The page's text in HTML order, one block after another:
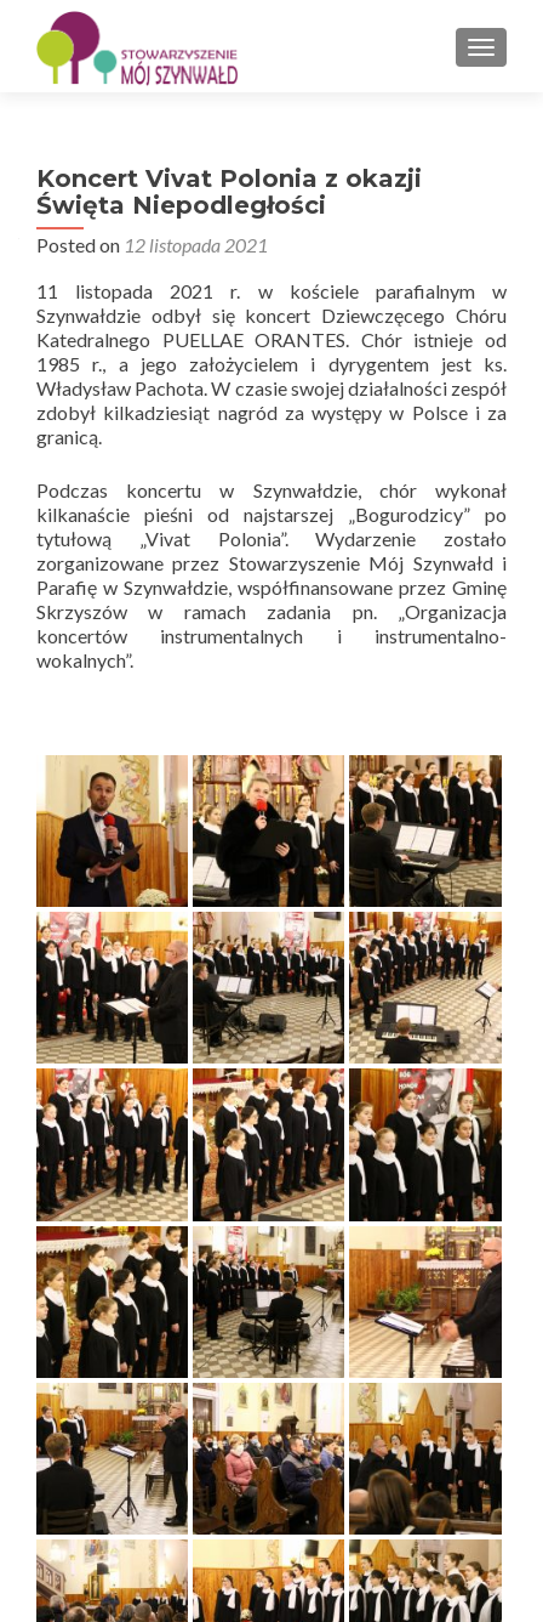
Koncert Vivat Polonia z okazji
Święta Niepodległości
Posted on 12 listopada 2021
11 listopada 2021 r. w kościele parafialnym w
Szynwałdzie odbył się koncert Dziewczęcego Chóru
Katedralnego PUELLAE ORANTES. Chór istnieje od
1985 r., a jego założycielem i dyrygentem jest ks.
Władysław Pachota. W czasie swojej działalności zespół
zdobył kilkadziesiąt nagród za występy w Polsce i za
granicą.
Podczas koncertu w Szynwałdzie, chór wykonał
kilkanaście pieśni od najstarszej „Bogurodzicy” po
tytułową „Vivat Polonia”. Wydarzenie zostało
zorganizowane przez Stowarzyszenie Mój Szynwałd i
Parafię w Szynwałdzie, współfinansowane przez Gminę
Skrzyszów w ramach zadania pn. „Organizacja
koncertów instrumentalnych i instrumentalno-
wokalnych”.